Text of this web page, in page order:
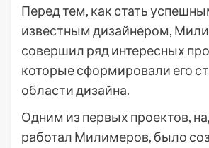
Перед тем, как стать
известным дизайнером,
совершил ряд интересных
которые сформировали его
области дизайна.
Одним из первых проектов,
работал Милимеров, было